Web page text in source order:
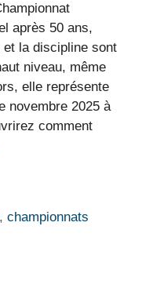
après 50 ans,
et la discipline sont
niveau, même
elle représente
novembre 2025 à
comment
,championnats